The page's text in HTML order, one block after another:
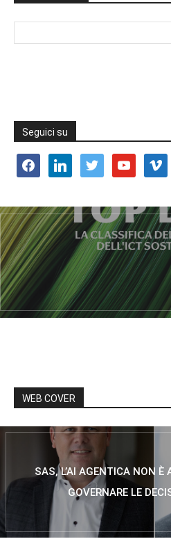
Seguici su
facebooklinkedin twitter youtube vimeo
WEB COVER
SAS, L’AI AGENTICA NON È
GOVERNARE LE